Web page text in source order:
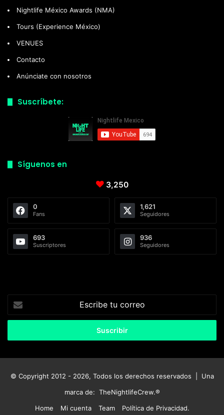
Nightlife México Awards (NMA)
Tours (Experience México)
VENUES
Contacto
Anúnciate con nosotros
Suscríbete:
Síguenos en
3,250
0
Fans
1,621
Seguidores
693
Suscriptores
936
Seguidores
tu
correo
© Copyright 2012 - 2026, Todos los derechos reservados | Una
marca de: TheNightlifeCrew.®
Home
Mi cuenta Team Política de Privacidad.